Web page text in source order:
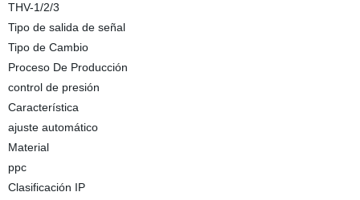
THV-1/2/3
Tipo de salida de señal
Tipo de Cambio
Proceso De Producción
control de presión
Característica
ajuste automático
Material
ppc
Clasificación IP